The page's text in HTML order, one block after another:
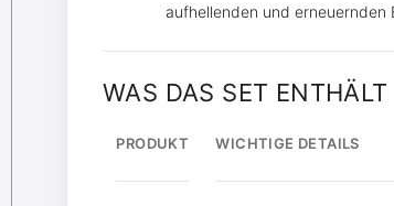
aufhellenden und erneuernden
WAS DAS SET ENTHÄLT
PRODUKT WICHTIGE DETAILS